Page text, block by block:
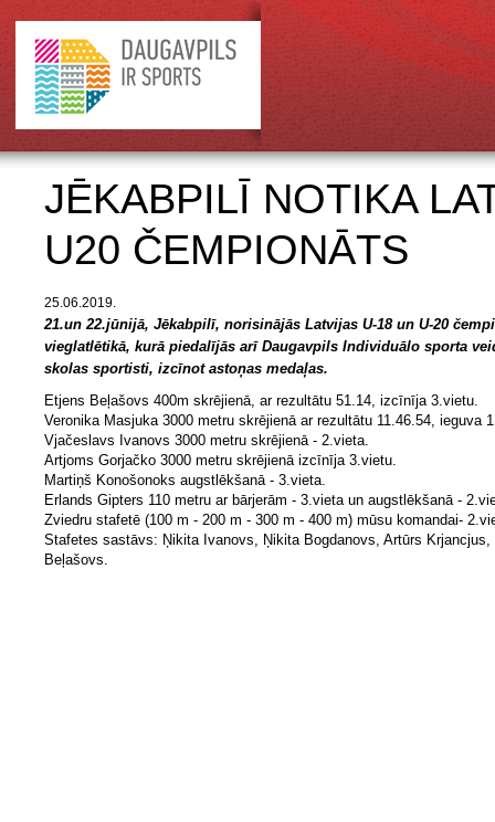
JĒKABPILĪ NOTIKA
U20 ČEMPIONĀTS
25.06.2019.
21.un 22.jūnijā, Jēkabpilī, norisinājās Latvijas U-18 un U-20
vieglatlētikā, kurā piedalījās arī Daugavpils Individuālo sporta
skolas sportisti, izcīnot astoņas medaļas.
Etjens Beļašovs 400m skrējienā, ar rezultātu 51.14, izcīnīja 3.vietu.
Veronika Masjuka 3000 metru skrējienā ar rezultātu 11.46.54, ieguva
Vjačeslavs Ivanovs 3000 metru skrējienā - 2.vieta.
Artjoms Gorjačko 3000 metru skrējienā izcīnīja 3.vietu.
Martiņš Konošonoks augstlēkšanā - 3.vieta.
Erlands Gipters 110 metru ar bārjerām - 3.vieta un augstlēkšanā -
Zviedru stafetē (100 m - 200 m - 300 m - 400 m) mūsu komandai-
Stafetes sastāvs: Ņikita Ivanovs, Ņikita Bogdanovs, Artūrs Krjancjus,
Beļašovs.